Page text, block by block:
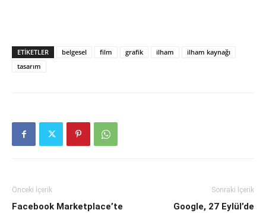
ETIKETLER belgesel film grafik ilham
ilham kaynağı
tasarım
Önceki İçerik
Facebook Marketplace’te
Sonraki İçerik
Google, 27 Eylül’de